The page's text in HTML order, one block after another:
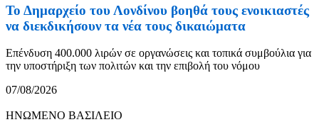
Το Δημαρχείο του Λονδίνου βοηθά τους ενοικιαστές
να διεκδικήσουν τα νέα τους δικαιώματα
Επένδυση 400.000 λιρών σε οργανώσεις και τοπικά συμβούλια για
την υποστήριξη των πολιτών και την επιβολή του νόμου
07/08/2026
ΗΝΩΜΕΝΟ ΒΑΣΙΛΕΙΟ